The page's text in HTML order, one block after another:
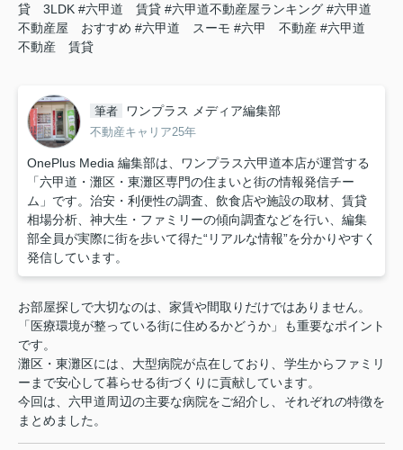
貸 3LDK #六甲道 賃貸 #六甲道不動産屋ランキング #六甲道
不動産屋 おすすめ #六甲道 スーモ #六甲 不動産 #六甲道
不動産 賃貸
筆者 ワンプラス メディア編集部
不動産キャリア25年
OnePlus Media 編集部は、ワンプラス六甲道本店が運営する
「六甲道・灘区・東灘区専門の住まいと街の情報発信チー
ム」です。治安・利便性の調査、飲食店や施設の取材、賃貸
相場分析、神大生・ファミリーの傾向調査などを行い、編集
部全員が実際に街を歩いて得た“リアルな情報”を分かりやすく
発信しています。
お部屋探しで大切なのは、家賃や間取りだけではありません。
「医療環境が整っている街に住めるかどうか」も重要なポイント
です。
灘区・東灘区には、大型病院が点在しており、学生からファミリ
ーまで安心して暮らせる街づくりに貢献しています。
今回は、六甲道周辺の主要な病院をご紹介し、それぞれの特徴を
まとめました。